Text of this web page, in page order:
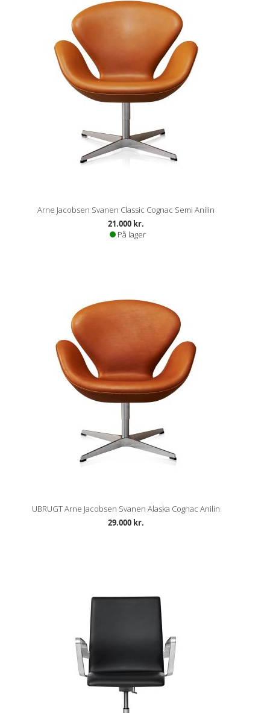
Arne Jacobsen Svanen Classic Cognac Semi Anilin
21.000 kr.
På lager
UBRUGT Arne Jacobsen Svanen Alaska Cognac Anilin
29.000 kr.